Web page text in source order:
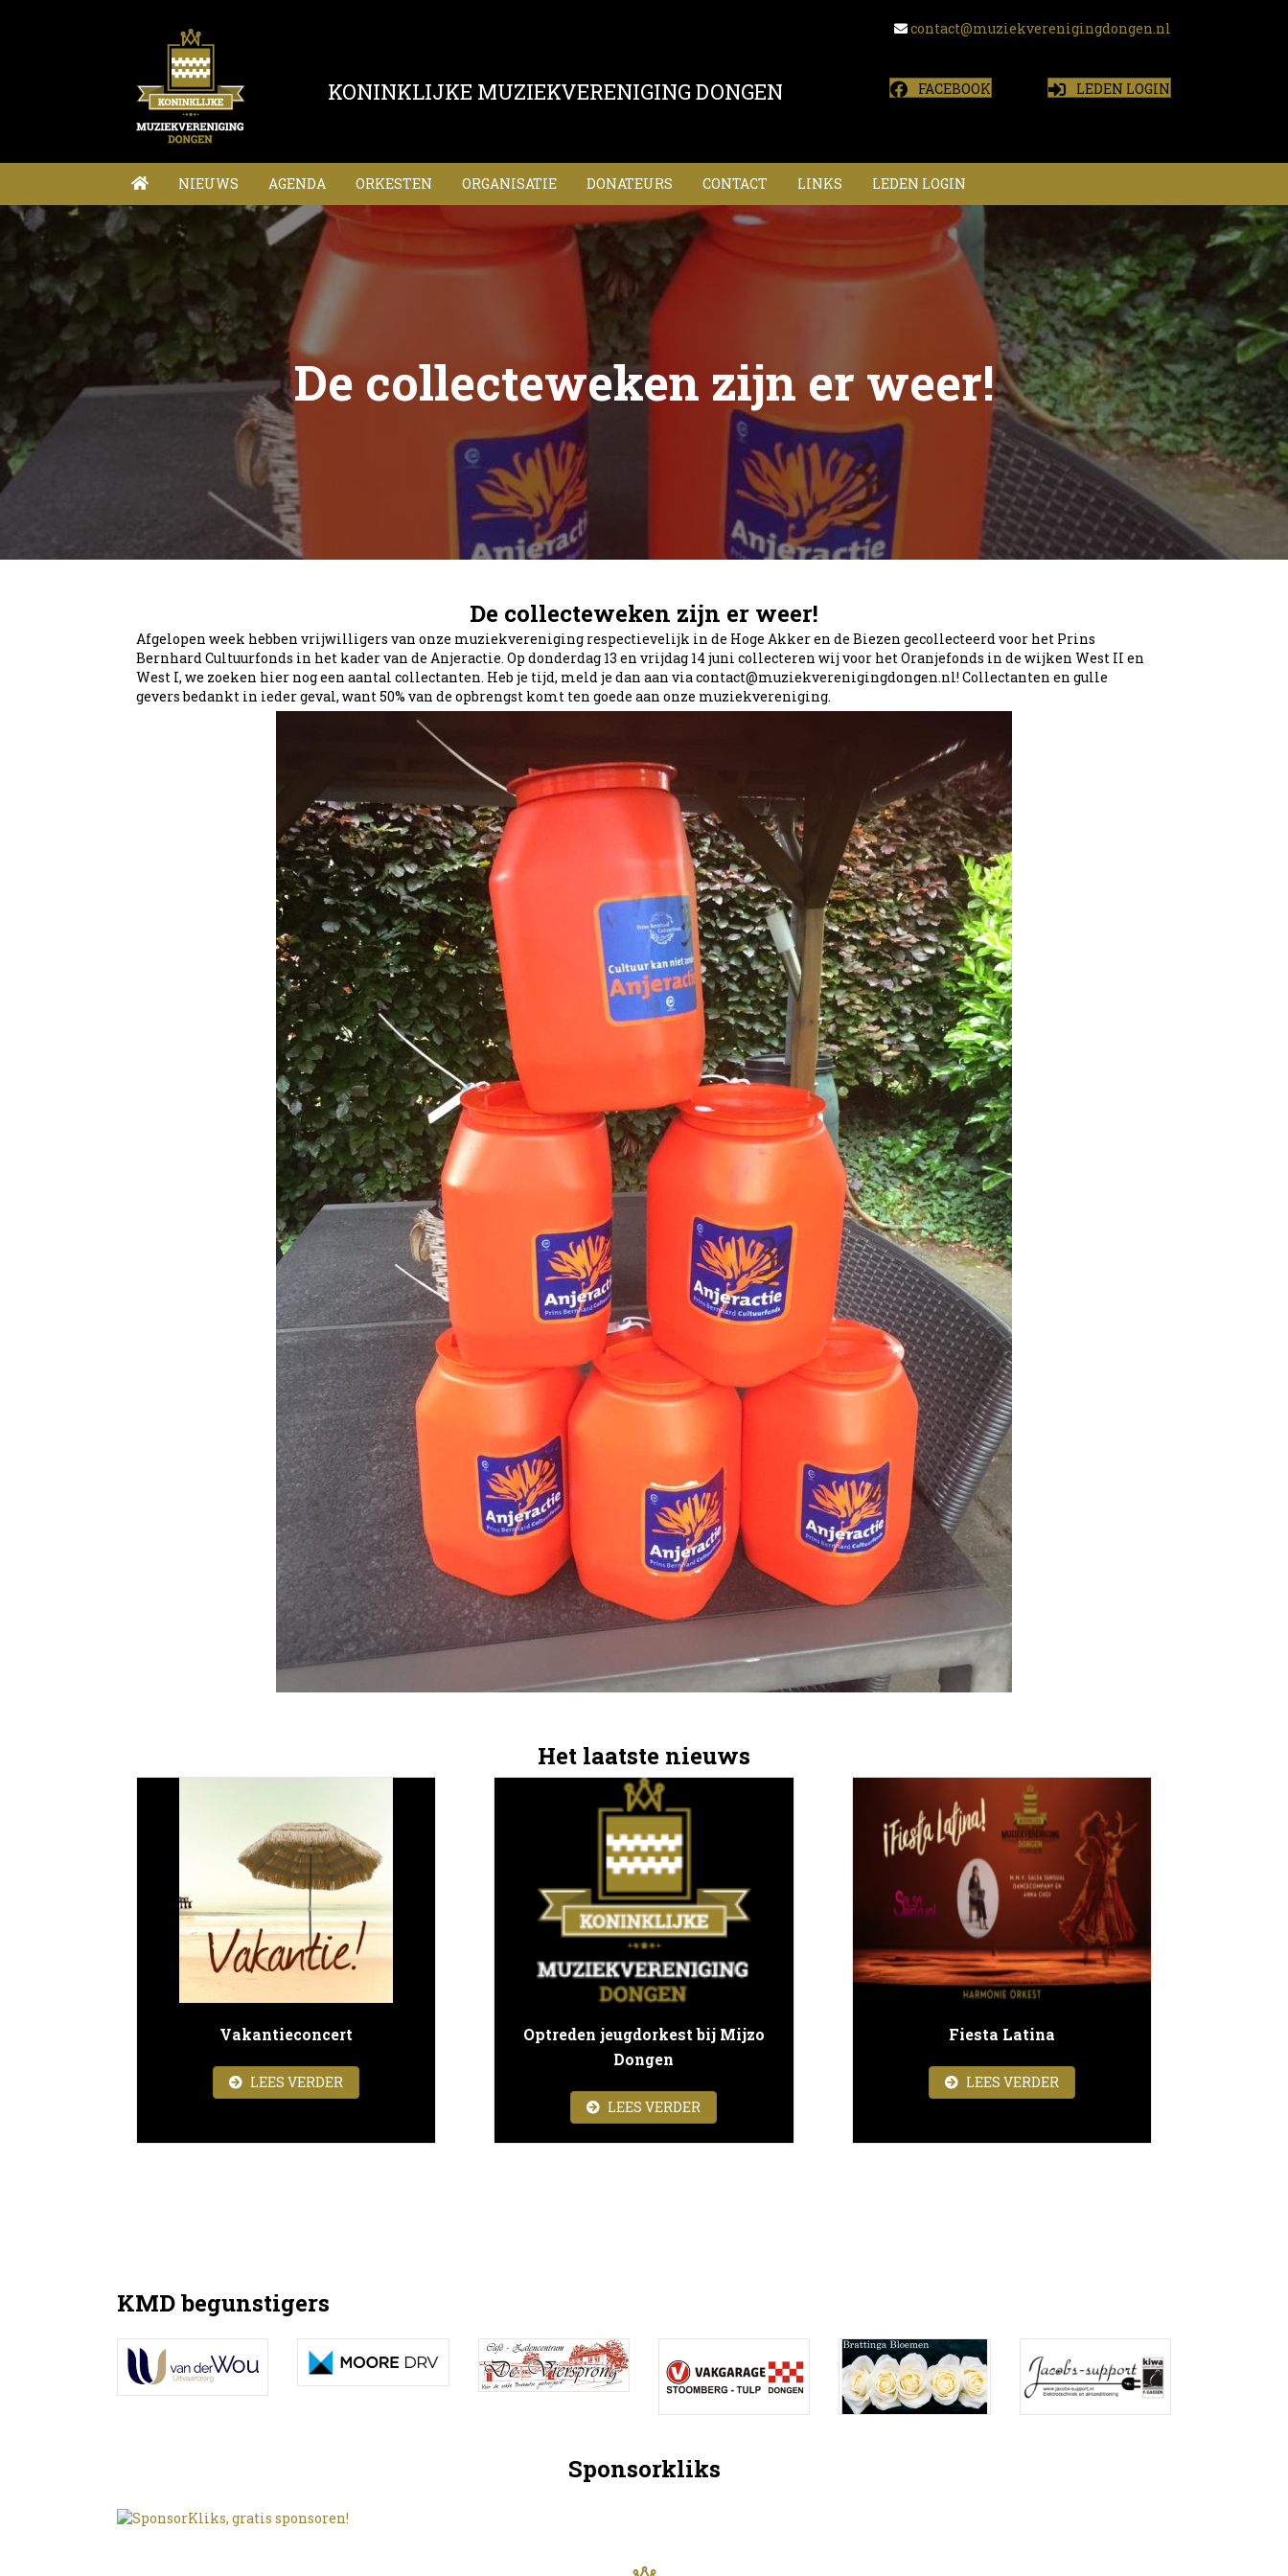
contact@muziekverenigingdongen.nl
KONINKLIJKE MUZIEKVERENIGING DONGEN FACEBOOK LEDEN LOGIN
NIEUWS AGENDA ORKESTEN ORGANISATIE DONATEURS CONTACT LINKS LEDEN LOGIN
De collecteweken zijn er weer!
De collecteweken zijn er weer!
Afgelopen week hebben vrijwilligers van onze muziekvereniging respectievelijk in de Hoge Akker en de Biezen gecollecteerd voor het Prins
Bernhard Cultuurfonds in het kader van de Anjeractie. Op donderdag 13 en vrijdag 14 juni collecteren wij voor het Oranjefonds in de wijken West II en
West I, we zoeken hier nog een aantal collectanten. Heb je tijd, meld je dan aan via contact@muziekverenigingdongen.nl! Collectanten en gulle
gevers bedankt in ieder geval, want 50% van de opbrengst komt ten goede aan onze muziekvereniging.
Het laatste nieuws
Vakantieconcert
LEES VERDER
Optreden jeugdorkest bij Mijzo
Dongen
LEES VERDER
Fiesta Latina
LEES VERDERABOUT FIESTA LATINA
KMD begunstigers
Sponsorkliks